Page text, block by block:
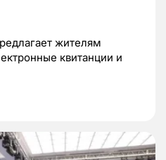
жителям
квитанции и